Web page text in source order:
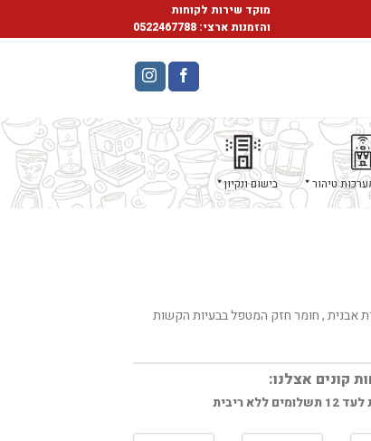
מוקד שירות לקוחות
והזמנות ארצי: 0522467788
טיהור בישום ונקיון
אבנית , חומר חזק המטפל בבעיות הקשות
קונים אצלנו:
ללא ריבית